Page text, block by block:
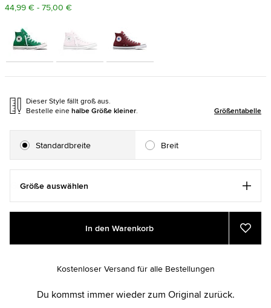
44,99 € - 75,00 €
Dieser Style fällt groß aus.
Bestelle einehalbe Größe kleiner. Größentabelle
Standardbreite Breit
Größe auswählen
Add
cart
Product
In den Warenkorb
Zu
Kostenloser Versand für alle Bestellungen
Du kommst immer wieder zum Original zurück.